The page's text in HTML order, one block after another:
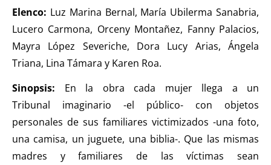
Elenco: Luz Marina Bernal, María Ubilerma Sanabria,
Lucero Carmona, Orceny Montañez, Fanny Palacios,
Mayra López Severiche, Dora Lucy Arias, Ángela
Triana, Lina Támara y Karen Roa.
Sinopsis: En la obra
cada mujer llega a un
Tribunal imaginario -el público- con objetos
personales de sus familiares victimizados -una foto,
una camisa, un juguete, una biblia-. Que las mismas
madres y familiares de las víctimas sean